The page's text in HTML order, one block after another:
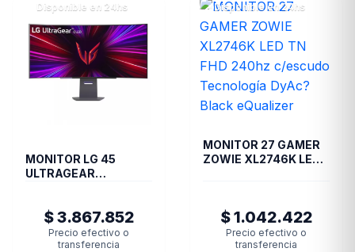
Disponible en 24hs
MONITOR LG 45
ULTRAGEAR
(7479)
$ 3.867.852
Precio efectivo o
transferencia
Disponible en 24hs
MONITOR 27 GAMER
ZOWIE XL2746K LED
eQualizer
$ 1.042.422
Precio efectivo o
transferencia